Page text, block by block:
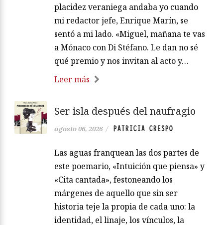
placidez veraniega andaba yo cuando
mi redactor jefe, Enrique Marín, se
sentó a mi lado. «Miguel, mañana te vas
a Mónaco con Di Stéfano. Le dan no sé
qué premio y nos invitan al acto y…
Leer más
Ser isla después del naufragio
agosto 06, 2026 / PATRICIA CRESPO
Las aguas franquean las dos partes de
este poemario, «Intuición que piensa» y
«Cita cantada», festoneando los
márgenes de aquello que sin ser
historia teje la propia de cada uno: la
identidad, el linaje, los vínculos, la